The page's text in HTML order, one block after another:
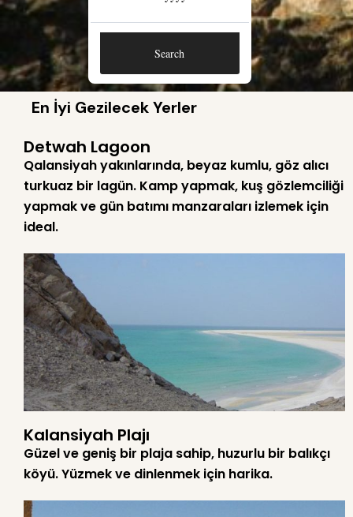
Search
En İyi Gezilecek Yerler
Detwah Lagoon
Qalansiyah yakınlarında, beyaz kumlu, göz alıcı
turkuaz bir lagün. Kamp yapmak, kuş gözlemciliği
yapmak ve gün batımı manzaraları izlemek için
ideal.
Kalansiyah Plajı
Güzel ve geniş bir plaja sahip, huzurlu bir balıkçı
köyü. Yüzmek ve dinlenmek için harika.